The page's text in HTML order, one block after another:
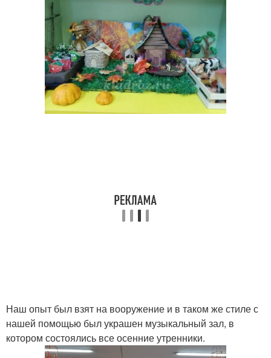
Наш опыт был взят на вооружение и в таком же стиле с
нашей помощью был украшен музыкальный зал, в
котором состоялись все осенние утренники.